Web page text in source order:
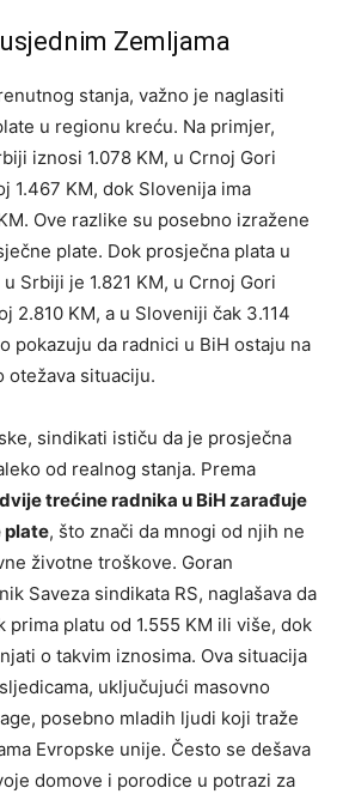
Zemljama
stanja, važno je naglasiti
u regionu kreću. Na primjer,
iznosi 1.078 KM, u Crnoj Gori
1.467 KM, dok Slovenija ima
Ove razlike su posebno izražene
plate. Dok prosječna plata u
Srbiji je 1.821 KM, u Crnoj Gori
2.810 KM, a u Sloveniji čak 3.114
pokazuju da radnici u BiH ostaju na
otežava situaciju.
sindikati ističu da je prosječna
od realnog stanja. Prema
dvije trećine radnika u BiH zarađuje
plate, što znači da mnogi od njih ne
životne troškove. Goran
Saveza sindikata RS, naglašava da
prima platu od 1.555 KM ili više, dok
o takvim iznosima. Ova situacija
uključujući masovno
posebno mladih ljudi koji traže
Evropske unije. Često se dešava
domove i porodice u potrazi za